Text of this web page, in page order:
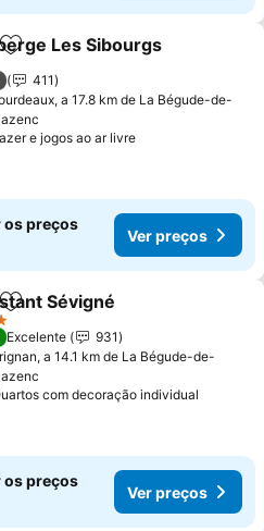
Adicionar aos favoritos
Les Sibourgs
411
a 17.8 km de La Bégude-de-
e jogos ao ar livreVer preços
os preços
Ver preços
Adicionar aos favoritos
Sévigné
Excelente
931
a 14.1 km de La Bégude-de-
com decoração individual
os preços
Ver preços